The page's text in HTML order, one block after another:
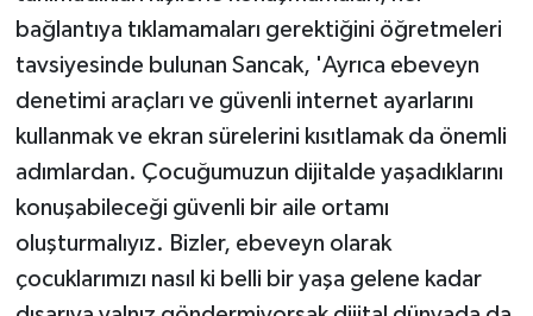
bağlantıya tıklamamaları gerektiğini öğretmeleri
tavsiyesinde bulunan Sancak, 'Ayrıca ebeveyn
denetimi araçları ve güvenli internet ayarlarını
kullanmak ve ekran sürelerini kısıtlamak da önemli
adımlardan. Çocuğumuzun dijitalde yaşadıklarını
konuşabileceği güvenli bir aile ortamı
oluşturmalıyız. Bizler, ebeveyn olarak
çocuklarımızı nasıl ki belli bir yaşa gelene kadar